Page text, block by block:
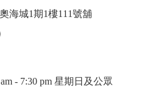
海城1期1樓111號舖
- 7:30 pm 星期日及公眾